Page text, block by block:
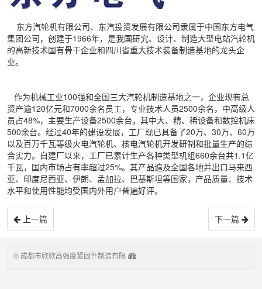
东方汽轮机有限公司、东汽投资发展有限公司隶属于中国东方电气
集团公司，创建于1966年，是我国研究、设计、制造大型电站汽轮机
的高新技术国有骨干企业和四川省重大技术装备制造基地的龙头企
业。
作为机械工业100强和全国三大汽轮机制造基地之一，企业现有总
资产逾120亿元和7000余名员工，专业技术人员2500余名，中高级人
员占48%，主要生产设备2500余台，其中大、精、稀设备和数控机床
500余台。经过40年的建设发展，工厂现已具备了20万、30万、60万
以及百万千瓦等级火电汽轮机、核电汽轮机开发研制和批量生产的综
合实力。自建厂以来，工厂已累计生产各种类型机组660余台共1.1亿
千瓦，国内市场占有率超过25%。其产品遍及全国各地并出口马来西
亚、印度尼西亚、伊朗、孟加拉、巴基斯坦等国家，产品质量、技术
水平和使用性能均受国内外用户普遍好评。
上一篇 下一篇
© 成都市欣欣高强度紧固件制造有限